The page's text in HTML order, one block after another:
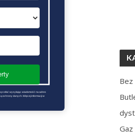
wysyłając wiadomość na adres
ochrony danych. Więcej informacji w